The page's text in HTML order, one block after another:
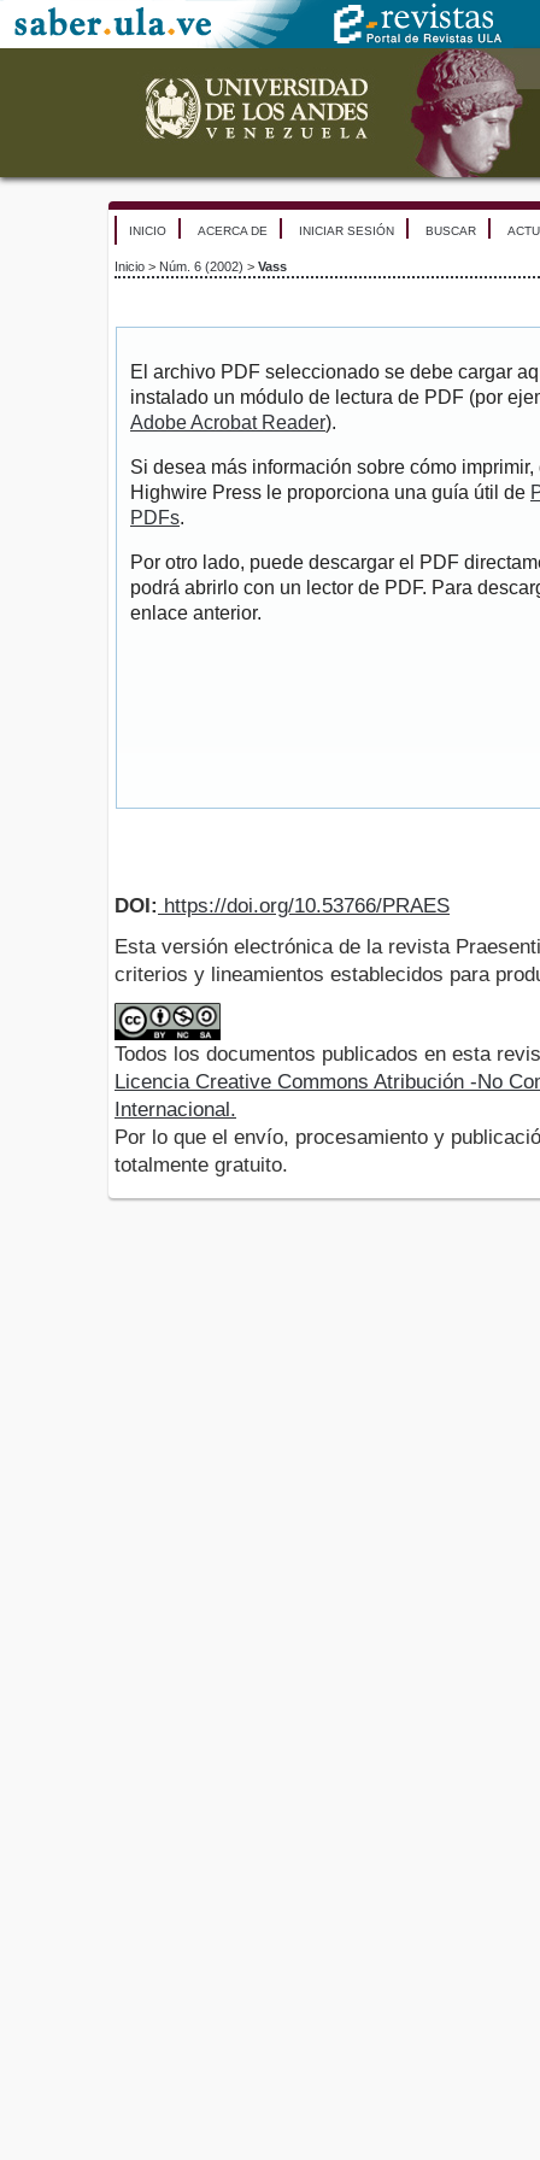
INICIO ACERCA DE INICIAR SESIÓN BUSCAR
Inicio > Núm. 6 (2002) > Vass
El archivo PDF seleccionado se debe cargar
instalado un módulo de lectura de PDF (por
Adobe Acrobat Reader).
Si desea más información sobre cómo
Highwire Press le proporciona una guía útil de
PDFs.
Por otro lado, puede descargar el PDF
podrá abrirlo con un lector de PDF. Para
enlace anterior.
DOI: https://doi.org/10.53766/PRAES
Esta versión electrónica de la revista
criterios y lineamientos establecidos para
Todos los documentos publicados en esta
Licencia Creative Commons Atribución -No
Internacional.
Por lo que el envío, procesamiento y
totalmente gratuito.